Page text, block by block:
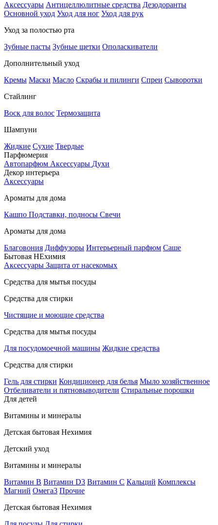
Аксессуары Антицеллюлитные средства Дезодоранты
Основной уход Уход для ног Уход для рук
Уход за полостью рта
Зубные пасты Зубные щетки Ополаскиватели
Дополнительный уход
Кремы Маски Масло Скрабы и пилинги Спреи Сыворотки
Стайлинг
Воск для волос Термозащита
Шампуни
Жидкие Сухие Твердые
Парфюмерия
Автопарфюм Аксессуары Духи
Декор интерьера
Аксессуары
Ароматы для дома
Кашпо Подставки, подносы Свечи
Ароматы для дома
Благовония Диффузоры Интерьерный парфюм Саше
Бытовая НЕхимия
Аксессуары Защита от насекомых
Средства для мытья посуды
Средства для стирки
Чистящие и моющие средства
Средства для мытья посуды
Для посудомоечной машины Жидкие средства
Средства для стирки
Гель для стирки Кондиционер для белья Мыло хозяйственное
Отбеливатели и пятновыводители Стиральные порошки
Для детей
Витамины и минералы
Детская бытовая Нехимия
Детский уход
Витамины и минералы
Витамин В Витамин D3 Витамин С Кальций Комплексы
Магний Омега3 Прочие
Детская бытовая Нехимия